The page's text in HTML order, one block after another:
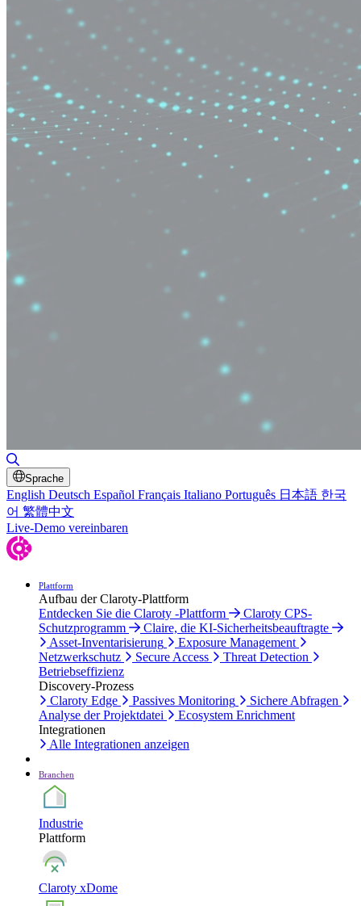
Sprache
English Deutsch Español Français Italiano Português 日本語 한국
어 繁體中文
Live-Demo vereinbaren
Plattform
Aufbau der Claroty-Plattform
Entdecken Sie die Claroty -Plattform
Claroty CPS-
Schutzprogramm
Claire, die KI-Sicherheitsbeauftragte
Asset-Inventarisierung
Exposure Management
Netzwerkschutz
Secure Access
Threat Detection
Betriebseffizienz
Discovery-Prozess
Claroty Edge
Passives Monitoring
Sichere Abfragen
Analyse der Projektdatei
Ecosystem Enrichment
Integrationen
Alle Integrationen anzeigen
Branchen
Industrie
Plattform
Claroty xDome